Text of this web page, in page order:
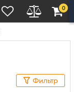
0
Фильтр